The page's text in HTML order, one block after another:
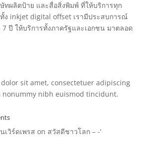
ษัทผลิตป้าย และสื่อสิ่งพิมพ์ ที่ให้บริการทุก
ง inkjet digital offset เรามีประสบการณ์
7 ปี ให้บริการทั้งภาครัฐและเอกชน มาตลอด
sit amet, consectetuer adipiscing
nonummy nibh euismod tincidunt.
เวิร์ดเพรส on สวัสดีชาวโลก – -‘